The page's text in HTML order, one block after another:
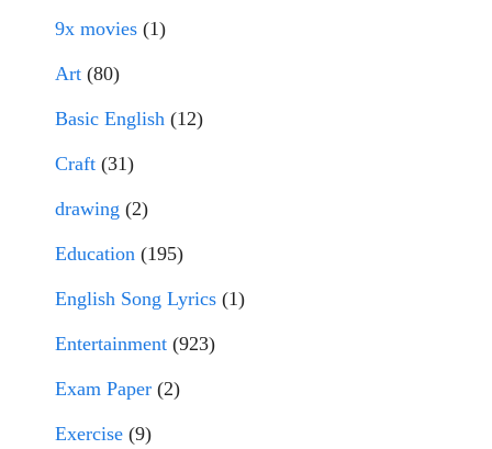
9x movies (1)
Art (80)
Basic English (12)
Craft (31)
drawing (2)
Education (195)
English Song Lyrics (1)
Entertainment (923)
Exam Paper (2)
Exercise (9)